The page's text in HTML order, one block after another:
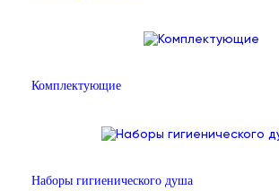
Комплектующие
Наборы гигиенического душа